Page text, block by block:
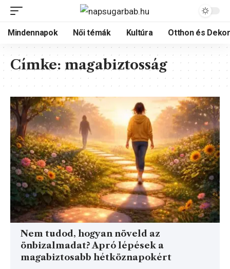
Mindennapok Női témák Kultúra Otthon és
Címke: magabiztosság
Nem tudod, hogyan növeld az
önbizalmadat? Apró lépések a
magabiztosabb hétköznapokért